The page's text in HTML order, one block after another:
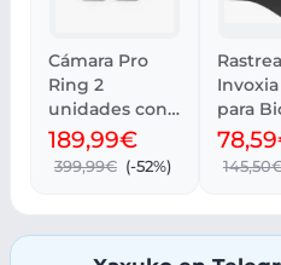
Cámara Pro
Ring 2
unidades con
batería y luces
2K
189,99€
399,99€ (-52%)
para
GPS